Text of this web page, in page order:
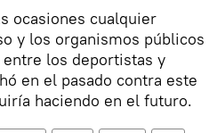
ocasiones cualquier
y los organismos públicos
los deportistas y
en el pasado contra este
haciendo en el futuro.